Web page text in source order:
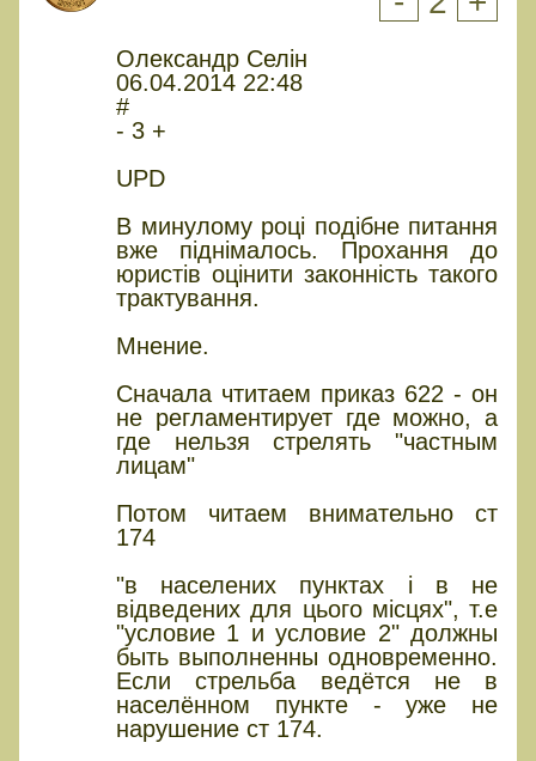
Олександр Селін
06.04.2014 22:48
#
- 3 +
UPD
В минулому році подібне питання
вже піднімалось. Прохання до
юристів оцінити законність такого
трактування.
Мнение.
Сначала чтитаем приказ 622 - он
не регламентирует где можно, а
где нельзя стрелять "частным
лицам"
Потом читаем внимательно ст
174
"в населених пунктах і в не
відведених для цього місцях", т.е
"условие 1 и условие 2" должны
быть выполненны одновременно.
Если стрельба ведётся не в
населённом пункте - уже не
нарушение ст 174.